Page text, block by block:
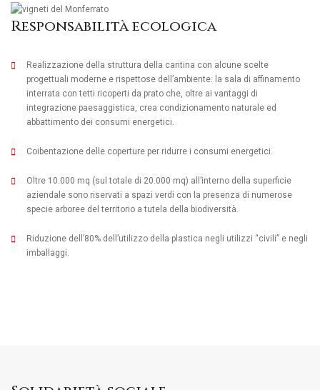
Responsabilità ecologica
Realizzazione della struttura della cantina con alcune scelte
progettuali moderne e rispettose dell’ambiente: la sala di affinamento
interrata con tetti ricoperti da prato che, oltre ai vantaggi di
integrazione paesaggistica, crea condizionamento naturale ed
abbattimento dei consumi energetici.
Coibentazione delle coperture per ridurre i consumi energetici.
Oltre 10.000 mq (sul totale di 20.000 mq) all’interno della superficie
aziendale sono riservati a spazi verdi con la presenza di numerose
specie arboree del territorio a tutela della biodiversità.
Riduzione dell’80% dell’utilizzo della plastica negli utilizzi “civili” e negli
imballaggi.